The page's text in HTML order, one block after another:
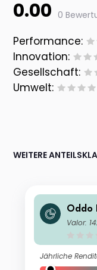
0.00 0
Performance:
Innovation:
Gesellschaft:
Umwelt:
WEITERE
Oddo
te
Valor:
Jährliche